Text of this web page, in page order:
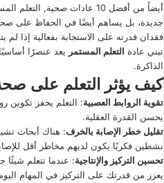
أيضاً من أفضل 10 عادات صحية,
جديدة، بل يساهم أيضًا في الحفاظ على
فقدان قدرته على الاستجابة بفعالية إذا لم
تبني عادة التعلم المستمر يعد عنصرًا
الذاكرة.
كيف يؤثر التعلم على
تقوية الروابط العصبية: التعلم يحفز تكوين
يحسن القدرة العقلية.
تقليل خطر الإصابة بالخرف: هناك أبحاث
نشطين فكريًا يكون لديهم مخاطر أقل
تحسين التركيز والإنتاجية: عندما تتعلم شيئًا
يعزز من قدرتك على التركيز في المهام